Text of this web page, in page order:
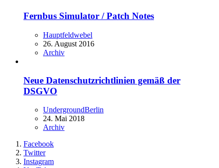
Fernbus Simulator / Patch Notes
Hauptfeldwebel
26. August 2016
Archiv
Neue Datenschutzrichtlinien gemäß der
DSGVO
UndergroundBerlin
24. Mai 2018
Archiv
Facebook
Twitter
Instagram